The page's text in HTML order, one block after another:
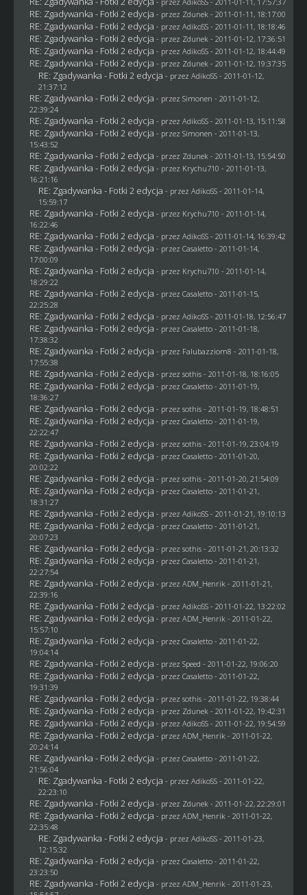
RE: Zgadywanka - Fotki 2 edycja - przez Zdunek - 2011-01-11, 18:17:00
RE: Zgadywanka - Fotki 2 edycja - przez AdikoSS - 2011-01-11, 18:18:46
RE: Zgadywanka - Fotki 2 edycja - przez Zdunek - 2011-01-12, 17:36:51
RE: Zgadywanka - Fotki 2 edycja - przez AdikoSS - 2011-01-12, 18:44:49
RE: Zgadywanka - Fotki 2 edycja - przez Zdunek - 2011-01-12, 19:37:35
RE: Zgadywanka - Fotki 2 edycja - przez AdikoSS - 2011-01-12,
21:37:12
RE: Zgadywanka - Fotki 2 edycja - przez Simonen - 2011-01-12,
22:39:24
RE: Zgadywanka - Fotki 2 edycja - przez AdikoSS - 2011-01-13, 15:11:58
RE: Zgadywanka - Fotki 2 edycja - przez Simonen - 2011-01-13,
15:43:52
RE: Zgadywanka - Fotki 2 edycja - przez Zdunek - 2011-01-13, 15:54:50
RE: Zgadywanka - Fotki 2 edycja - przez Krychu710 - 2011-01-13,
16:21:16
RE: Zgadywanka - Fotki 2 edycja - przez AdikoSS - 2011-01-14,
15:59:17
RE: Zgadywanka - Fotki 2 edycja - przez Krychu710 - 2011-01-14,
16:22:46
RE: Zgadywanka - Fotki 2 edycja - przez AdikoSS - 2011-01-14, 16:39:42
RE: Zgadywanka - Fotki 2 edycja - przez Casaletto- 2011-01-14,
17:00:09
RE: Zgadywanka - Fotki 2 edycja - przez Krychu710 - 2011-01-14,
18:29:22
RE: Zgadywanka - Fotki 2 edycja - przez Casaletto- 2011-01-15,
22:25:28
RE: Zgadywanka - Fotki 2 edycja - przez AdikoSS - 2011-01-18, 12:56:47
RE: Zgadywanka - Fotki 2 edycja - przez Casaletto- 2011-01-18,
17:38:32
RE: Zgadywanka - Fotki 2 edycja - przez Falubazziom8 - 2011-01-18,
17:55:38
RE: Zgadywanka - Fotki 2 edycja - przez sothis- 2011-01-18, 18:16:05
RE: Zgadywanka - Fotki 2 edycja - przez Casaletto- 2011-01-19,
18:36:27
RE: Zgadywanka - Fotki 2 edycja - przez sothis- 2011-01-19, 18:48:51
RE: Zgadywanka - Fotki 2 edycja - przez Casaletto- 2011-01-19,
22:22:47
RE: Zgadywanka - Fotki 2 edycja - przez sothis- 2011-01-19, 23:04:19
RE: Zgadywanka - Fotki 2 edycja - przez Casaletto- 2011-01-20,
20:02:22
RE: Zgadywanka - Fotki 2 edycja - przez sothis- 2011-01-20, 21:54:09
RE: Zgadywanka - Fotki 2 edycja - przez Casaletto- 2011-01-21,
18:31:27
RE: Zgadywanka - Fotki 2 edycja - przez AdikoSS - 2011-01-21, 19:10:13
RE: Zgadywanka - Fotki 2 edycja - przez Casaletto- 2011-01-21,
20:07:23
RE: Zgadywanka - Fotki 2 edycja - przez sothis- 2011-01-21, 20:13:32
RE: Zgadywanka - Fotki 2 edycja - przez Casaletto- 2011-01-21,
22:27:54
RE: Zgadywanka - Fotki 2 edycja - przez ADM_Henrik - 2011-01-21,
22:39:16
RE: Zgadywanka - Fotki 2 edycja - przez AdikoSS - 2011-01-22, 13:22:02
RE: Zgadywanka - Fotki 2 edycja - przez ADM_Henrik - 2011-01-22,
15:57:10
RE: Zgadywanka - Fotki 2 edycja - przez Casaletto- 2011-01-22,
19:04:14
RE: Zgadywanka - Fotki 2 edycja - przez Speed - 2011-01-22, 19:06:20
RE: Zgadywanka - Fotki 2 edycja - przez Casaletto- 2011-01-22,
19:31:39
RE: Zgadywanka - Fotki 2 edycja - przez sothis- 2011-01-22, 19:38:44
RE: Zgadywanka - Fotki 2 edycja - przez Zdunek - 2011-01-22, 19:42:31
RE: Zgadywanka - Fotki 2 edycja - przez AdikoSS - 2011-01-22, 19:54:59
RE: Zgadywanka - Fotki 2 edycja - przez ADM_Henrik - 2011-01-22,
20:24:14
RE: Zgadywanka - Fotki 2 edycja - przez Casaletto- 2011-01-22,
21:56:04
RE: Zgadywanka - Fotki 2 edycja - przez AdikoSS - 2011-01-22,
22:23:10
RE: Zgadywanka - Fotki 2 edycja - przez Zdunek - 2011-01-22, 22:29:01
RE: Zgadywanka - Fotki 2 edycja - przez ADM_Henrik - 2011-01-22,
22:35:48
RE: Zgadywanka - Fotki 2 edycja - przez AdikoSS - 2011-01-23,
12:15:32
RE: Zgadywanka - Fotki 2 edycja - przez Casaletto- 2011-01-22,
23:23:50
RE: Zgadywanka - Fotki 2 edycja - przez ADM_Henrik - 2011-01-23,